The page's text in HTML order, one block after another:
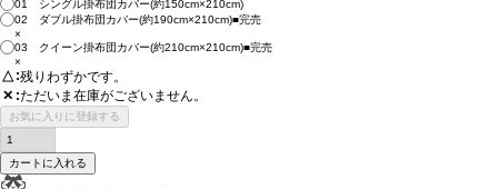
01 シングル掛布団カバー(約150cm×210cm)
02 ダブル掛布団カバー(約190cm×210cm)■完売
×
03 クイーン掛布団カバー(約210cm×210cm)■完売
×
△ 残りわずかです。
✕ ただいま在庫がございません。
お気に入りに登録する
カートに入れる